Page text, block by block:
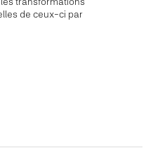
de ceux-ci par